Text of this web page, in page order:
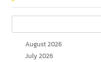
August 2026
July 2026